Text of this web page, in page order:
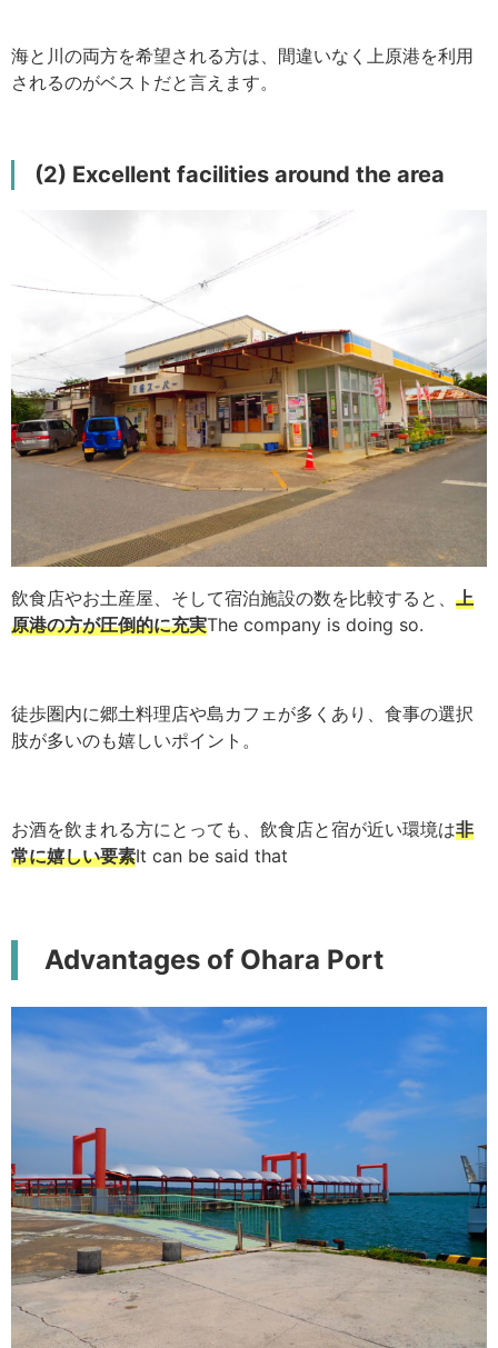
海と川の両方を希望される方は、間違いなく上原港を利用
されるのがベストだと言えます。
(2) Excellent facilities around the area
飲食店やお土産屋、そして宿泊施設の数を比較すると、 上
原港の方が圧倒的に充実The company is doing so.
徒歩圏内に郷土料理店や島カフェが多くあり、食事の選択
肢が多いのも嬉しいポイント。
お酒を飲まれる方にとっても、飲食店と宿が近い環境は非
常に嬉しい要素It can be said that
Advantages of Ohara Port